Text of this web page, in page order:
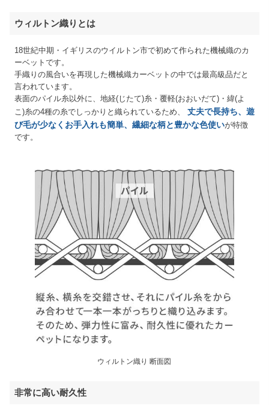
ウィルトン織りとは
18世紀中期・イギリスのウイルトン市で初めて作られた機械織のカ
ーベットです。
手織りの風合いを再現した機械織カーベットの中では最高級品だと
言われています。
表面のパイル糸以外に、地経(じたて)糸・覆軽(おおいだて)・緯(よ
こ)糸の4種の糸でしっかりと織られているため、 丈夫で長持ち、遊
び毛が少なくお手入れも簡単、繊細な柄と豊かな色使いが特徴
です。
ウィルトン織り 断面図
非常に高い耐久性